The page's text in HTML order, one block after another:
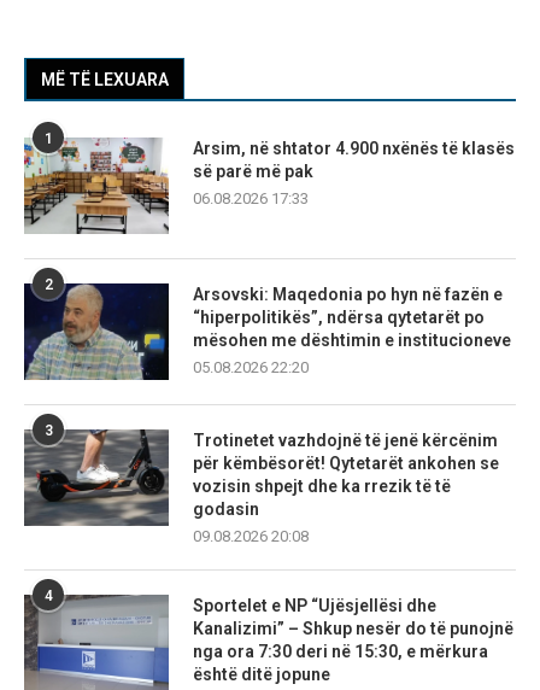
MË TË LEXUARA
1
Arsim, në shtator 4.900 nxënës të klasës
së parë më pak
06.08.2026 17:33
2
Arsovski: Maqedonia po hyn në fazën e
“hiperpolitikës”, ndërsa qytetarët po
mësohen me dështimin e institucioneve
05.08.2026 22:20
3
Trotinetet vazhdojnë të jenë kërcënim
për këmbësorët! Qytetarët ankohen se
vozisin shpejt dhe ka rrezik të të
godasin
09.08.2026 20:08
4
Sportelet e NP “Ujësjellësi dhe
Kanalizimi” – Shkup nesër do të punojnë
nga ora 7:30 deri në 15:30, e mërkura
është ditë jopune